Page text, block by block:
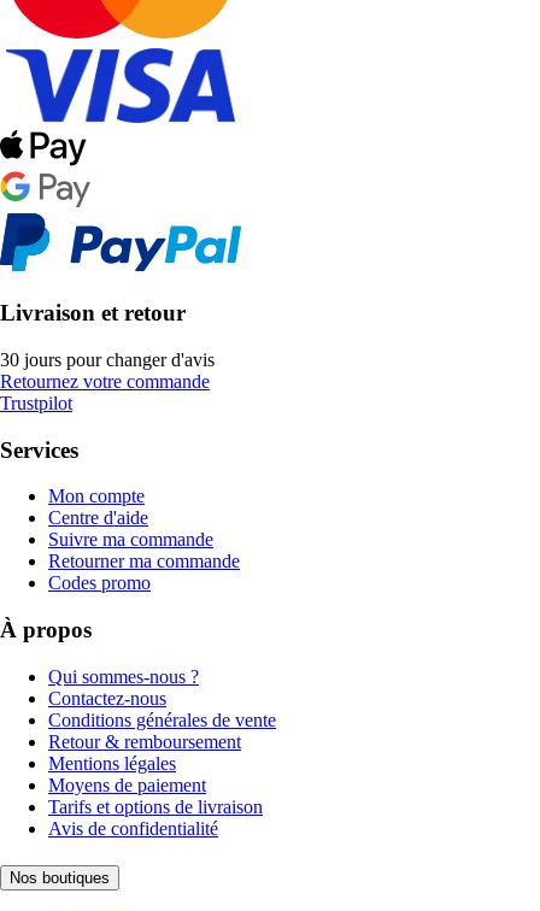
Livraison et retour
30 jours pour changer d'avis
Retournez votre commande
Trustpilot
Services
Mon compte
Centre d'aide
Suivre ma commande
Retourner ma commande
Codes promo
À propos
Qui sommes-nous ?
Contactez-nous
Conditions générales de vente
Retour & remboursement
Mentions légales
Moyens de paiement
Tarifs et options de livraison
Avis de confidentialité
Nos boutiques